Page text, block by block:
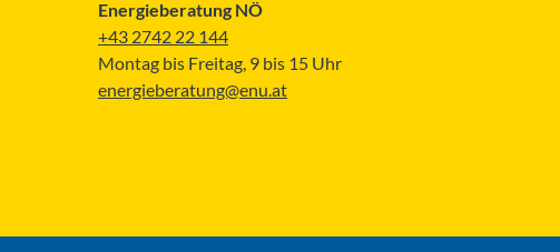
Energieberatung NÖ
+43 2742 22 144
Montag bis Freitag, 9 bis 15 Uhr
energieberatung@enu.at